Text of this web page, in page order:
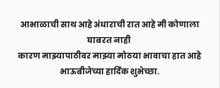
आभाळाची साथ आहे अंधाराची रात आहे मी कोणाला
घाबरत नाही
कारण माझ्यापाठीवर माझ्या मोठया भावाचा हात आहे
भाऊबीजेच्या हार्दिक शुभेच्छा.